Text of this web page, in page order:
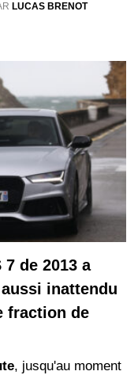
LUCAS BRENOT
de 2013 a
inattendu
fraction de
, jusqu'au moment